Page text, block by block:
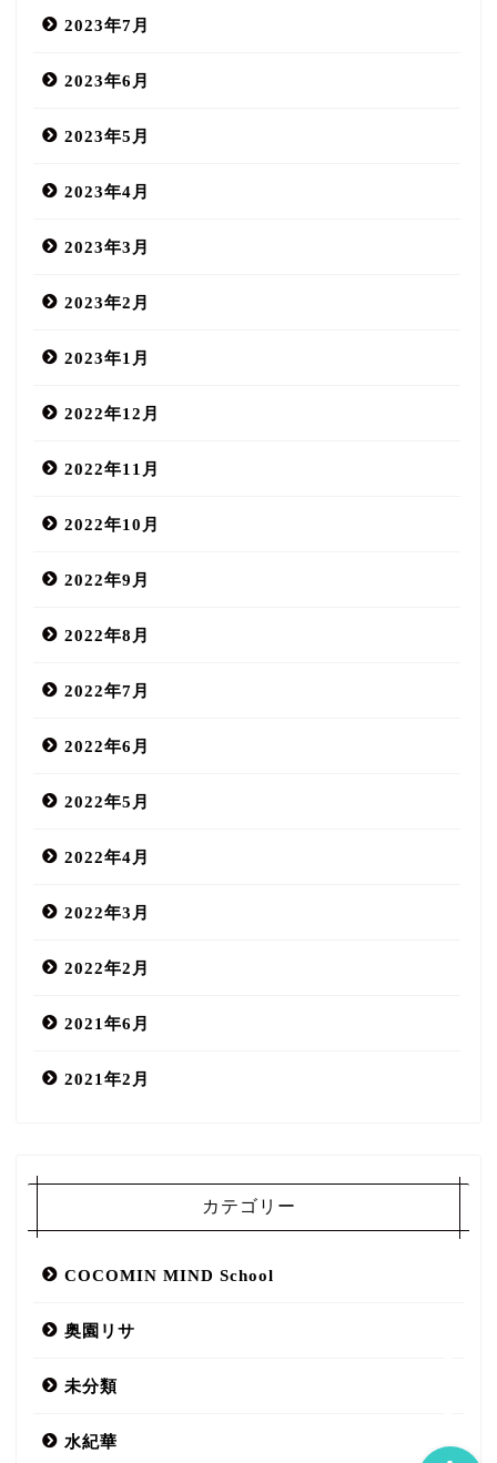
2023年7月
2023年6月
2023年5月
2023年4月
2023年3月
2023年2月
2023年1月
2022年12月
2022年11月
2022年10月
2022年9月
2022年8月
2022年7月
2022年6月
2022年5月
2022年4月
2022年3月
2022年2月
2021年6月
2021年2月
カテゴリー
COCOMIN MIND School
奥園リサ
未分類
水紀華